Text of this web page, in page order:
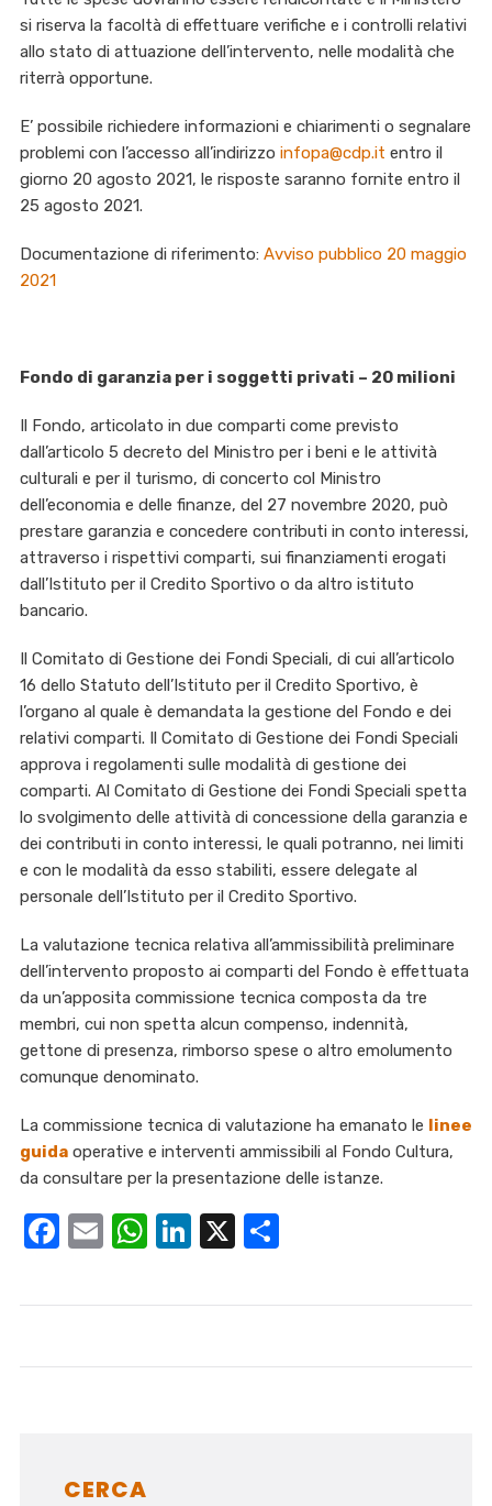
si riserva la facoltà di effettuare verifiche e i controlli relativi
allo stato di attuazione dell’intervento, nelle modalità che
riterrà opportune.
E’ possibile richiedere informazioni e chiarimenti o segnalare
problemi con l’accesso all’indirizzo infopa@cdp.it entro il
giorno 20 agosto 2021, le risposte saranno fornite entro il
25 agosto 2021.
Documentazione di riferimento: Avviso pubblico 20 maggio
2021
Fondo di garanzia per i soggetti privati – 20 milioni
Il Fondo, articolato in due comparti come previsto
dall’articolo 5 decreto del Ministro per i beni e le attività
culturali e per il turismo, di concerto col Ministro
dell’economia e delle finanze, del 27 novembre 2020, può
prestare garanzia e concedere contributi in conto interessi,
attraverso i rispettivi comparti, sui finanziamenti erogati
dall’Istituto per il Credito Sportivo o da altro istituto
bancario.
Il Comitato di Gestione dei Fondi Speciali, di cui all’articolo
16 dello Statuto dell’Istituto per il Credito Sportivo, è
l’organo al quale è demandata la gestione del Fondo e dei
relativi comparti. Il Comitato di Gestione dei Fondi Speciali
approva i regolamenti sulle modalità di gestione dei
comparti. Al Comitato di Gestione dei Fondi Speciali spetta
lo svolgimento delle attività di concessione della garanzia e
dei contributi in conto interessi, le quali potranno, nei limiti
e con le modalità da esso stabiliti, essere delegate al
personale dell’Istituto per il Credito Sportivo.
La valutazione tecnica relativa all’ammissibilità preliminare
dell’intervento proposto ai comparti del Fondo è effettuata
da un’apposita commissione tecnica composta da tre
membri, cui non spetta alcun compenso, indennità,
gettone di presenza, rimborso spese o altro emolumento
comunque denominato.
La commissione tecnica di valutazione ha emanato le linee
guidaoperative e interventi ammissibili al Fondo Cultura,
da consultare per la presentazione delle istanze.
Facebook
EmailWhatsApp
LinkedIn
X Condividi
CERCA